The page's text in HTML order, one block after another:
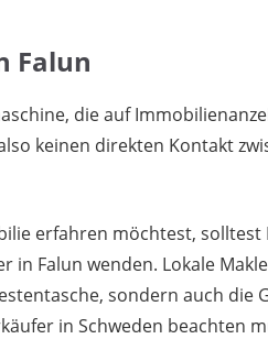
Falun
die auf
keinen direkten Kontakt
erfahren möchtest, solltest
in Falun wenden. Lokale
sondern auch die
in Schweden beachten